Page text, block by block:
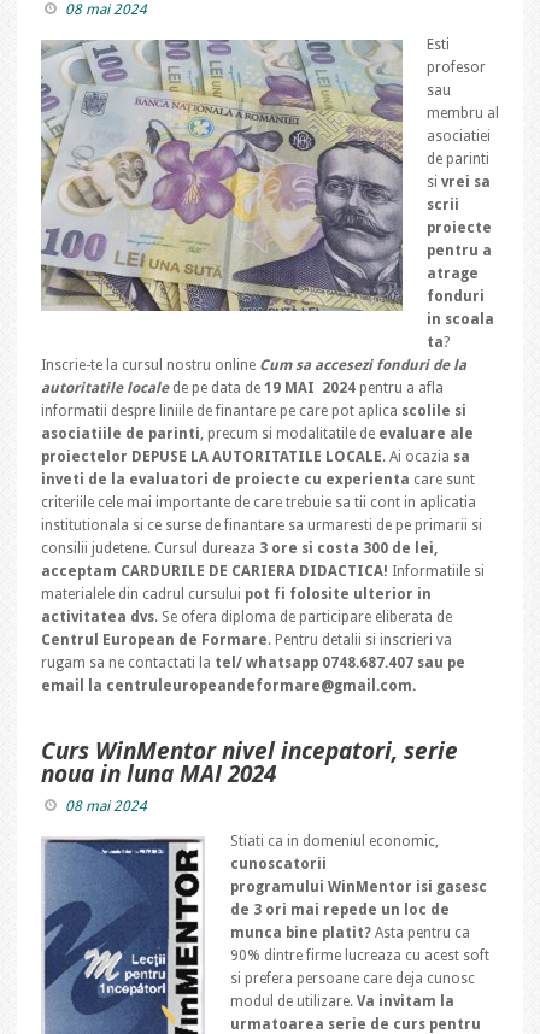
08 mai 2024
Esti
profesor
sau
membru al
asociatiei
de parinti
si vrei sa
scrii
proiecte
pentru a
atrage
fonduri
in scoala
ta?
Inscrie-te la cursul nostru online Cum sa accesezi fonduri de la
autoritatile localede pe data de 19 MAI 2024 pentru a afla
informatii despre liniile de finantare pe care pot aplica scolile si
asociatiile de parinti, precum si modalitatile de evaluare ale
proiectelor DEPUSE LA AUTORITATILE LOCALE. Ai ocazia sa
inveti de la evaluatori de proiecte cu experienta care sunt
criteriile cele mai importante de care trebuie sa tii cont in aplicatia
institutionala si ce surse de finantare sa urmaresti de pe primarii si
consilii judetene. Cursul dureaza 3 ore si costa 300 de lei,
acceptam CARDURILE DE CARIERA DIDACTICA! Informatiile si
materialele din cadrul cursului pot fi folosite ulterior in
activitatea dvs. Se ofera diploma de participare eliberata de
Centrul European de Formare. Pentru detalii si inscrieri va
rugam sa ne contactati la tel/ whatsapp 0748.687.407 sau pe
email la centruleuropeandeformare@gmail.com.
Curs WinMentor nivel incepatori, serie
noua in luna MAI 2024
08 mai 2024
Stiati ca in domeniul economic,
cunoscatorii
programului WinMentor isi gasesc
de 3 ori mai repede un loc de
munca bine platit? Asta pentru ca
90% dintre firme lucreaza cu acest soft
si prefera persoane care deja cunosc
modul de utilizare. Va invitam la
urmatoarea serie de curs pentru